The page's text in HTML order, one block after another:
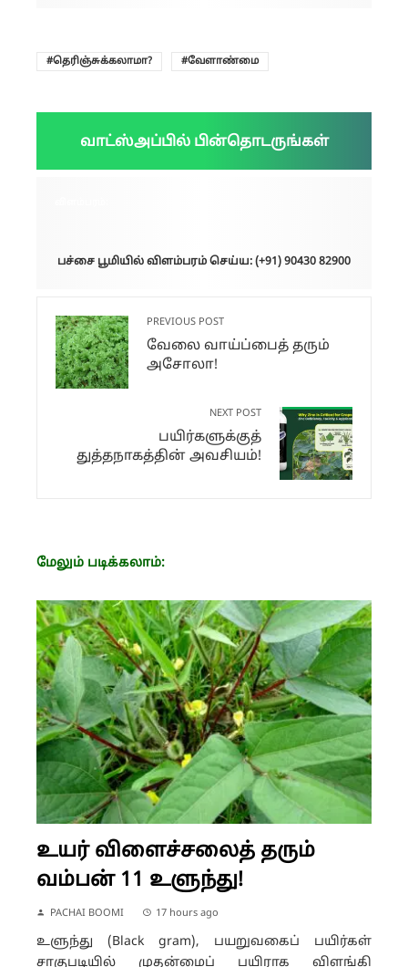
தெரிஞ்சுக்கலாமா? வேளாண்மை
வாட்ஸ்அப்பில் பின்தொடருங்கள்
பச்சை பூமியில் விளம்பரம் செய்ய: (+91) 90430 82900
PREVIOUS POST
வேலை வாய்ப்பைத் தரும்
அசோலா!
NEXT POST
பயிர்களுக்குத்
துத்தநாகத்தின் அவசியம்!
மேலும் படிக்கலாம்:
உயர் விளைச்சலைத் தரும்
வம்பன் 11 உளுந்து!
PACHAI BOOMI 17 hours ago
உளுந்து (Black gram), பயறுவகைப் பயிர்கள்
சாகுபடியில் முதன்மைப் பயிராக விளங்கி